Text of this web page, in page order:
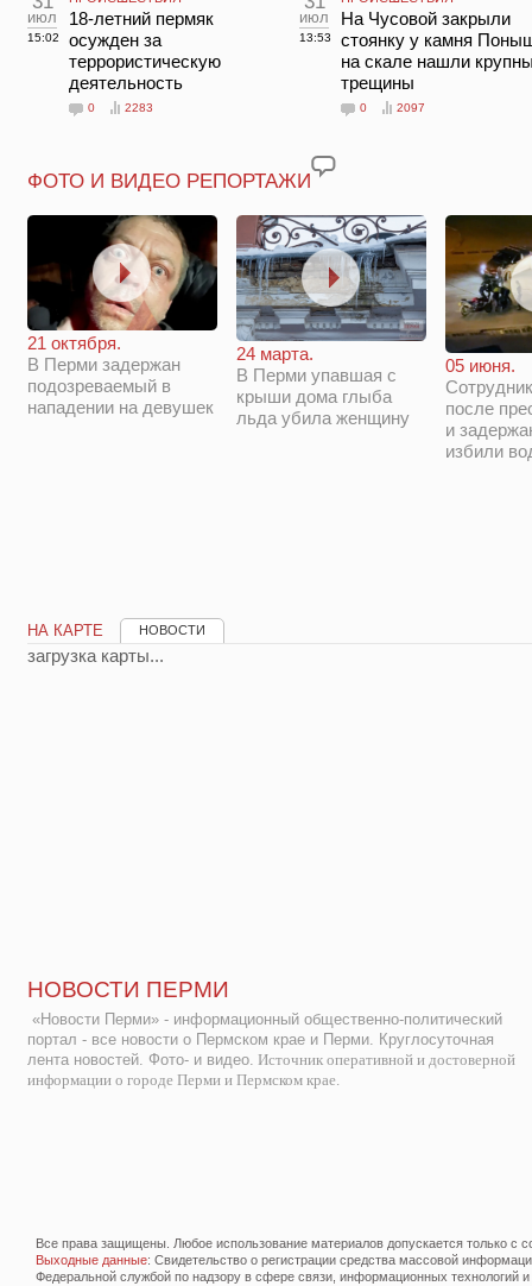
июл
15:02
18-летний пермяк
осужден за
террористическую
деятельность
0 2283
июл
13:53
На Чусовой закрыли
стоянку у камня
на скале нашли
трещины
0 2097
ФОТО И ВИДЕО РЕПОРТАЖИ
21 октября.
В Перми задержан
подозреваемый в
нападении на девушек
24 марта.
В Перми упавшая с
крыши дома глыба
льда убила женщину
05 июня.
после
и
избили
НА КАРТЕ НОВОСТИ
загрузка карты...
НОВОСТИ ПЕРМИ
«Новости Перми» - информационный общественно-политический
портал - все новости о Пермском крае и Перми. Круглосуточная
лента новостей. Фото- и видео. Источник оперативной и достоверной
информации о городе Перми и Пермском крае.
Все права защищены. Любое использование материалов допускается только с
Выходные данные: Свидетельство о регистрации средства массовой
Федеральной службой по надзору в сфере связи, информационных технологий